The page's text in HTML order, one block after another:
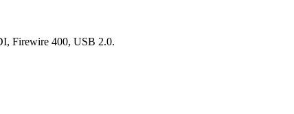
Firewire 400, USB 2.0.